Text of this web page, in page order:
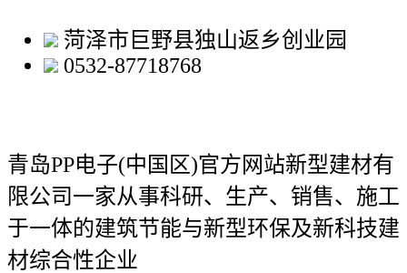
菏泽市巨野县独山返乡创业园
0532-87718768
青岛PP电子(中国区)官方网站新型建材有
限公司一家从事科研、生产、销售、施工
于一体的建筑节能与新型环保及新科技建
材综合性企业